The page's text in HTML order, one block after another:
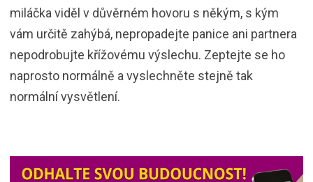
miláčka viděl v důvěrném hovoru s někým, s kým
vám určitě zahýbá, nepropadejte panice ani partnera
nepodrobujte křížovému výslechu. Zeptejte se ho
naprosto normálně a vyslechněte stejně tak
normální vysvětlení.